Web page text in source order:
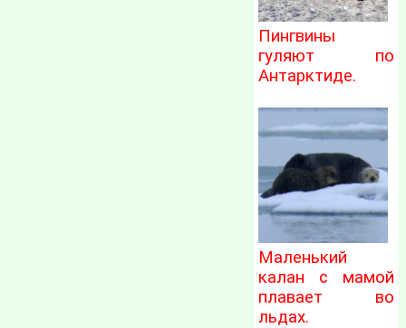
Пингвины
гуляют по
Антарктиде.
Маленький
калан с мамой
плавает во
льдах.